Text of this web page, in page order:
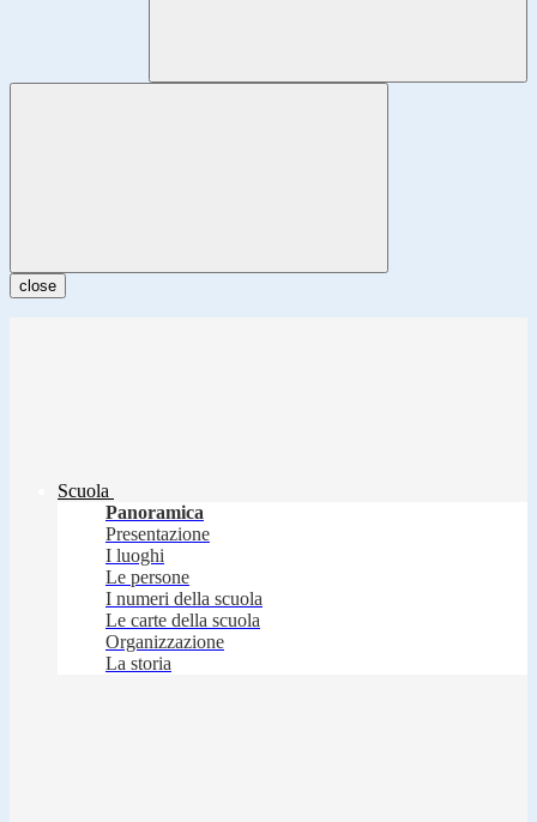
close
Scuola
Panoramica
Presentazione
I luoghi
Le persone
I numeri della scuola
Le carte della scuola
Organizzazione
La storia